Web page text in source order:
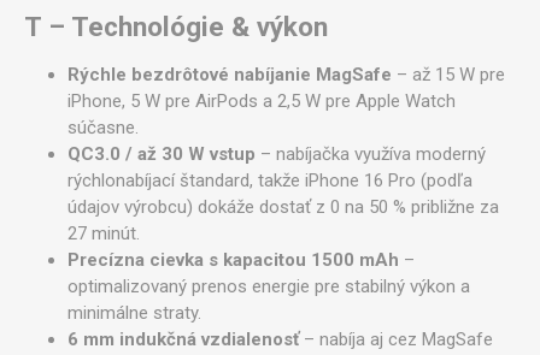
T – Technológie & výkon
Rýchle bezdrôtové nabíjanie MagSafe – až 15 W pre
iPhone, 5 W pre AirPods a 2,5 W pre Apple Watch
súčasne.
QC3.0 / až 30 W vstup – nabíjačka využíva moderný
rýchlonabíjací štandard, takže iPhone 16 Pro (podľa
údajov výrobcu) dokáže dostať z 0 na 50 % približne za
27 minút.
Precízna cievka s kapacitou 1500 mAh –
optimalizovaný prenos energie pre stabilný výkon a
minimálne straty.
6 mm indukčná vzdialenosť– nabíja aj cez MagSafe